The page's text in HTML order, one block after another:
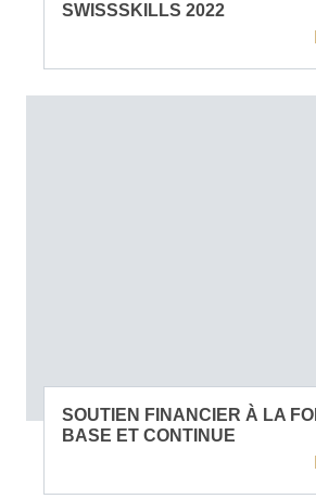
SWISSSKILLS 2022
SOUTIEN FINANCIER À LA
BASE ET CONTINUE